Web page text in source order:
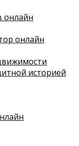
онлайн
онлайн
историей